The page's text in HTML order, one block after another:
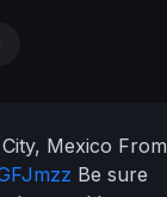
Mexico From
Be sure